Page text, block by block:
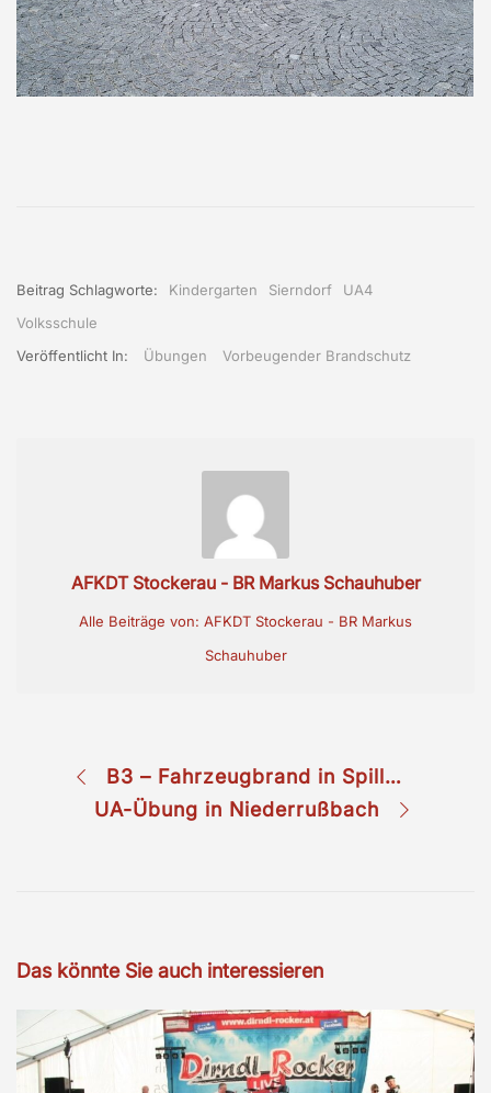
Beitrag Schlagworte: Kindergarten Sierndorf
UA4
Volksschule
Veröffentlicht In:
Übungen Vorbeugender Brandschutz
AFKDT Stockerau - BR Markus Schauhuber
Alle Beiträge von: AFKDT Stockerau - BR Markus
Schauhuber
B3 – Fahrzeugbrand in Spillern
UA-Übung in Niederrußbach
Das könnte Sie auch interessieren